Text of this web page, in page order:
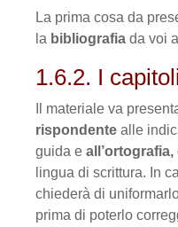
La prima cosa da
la bibliografia da voi
1.6.2. I capitoli
Il materiale va
rispondente alle
guida e
lingua di scrittura. In
chiederà di
prima di poterlo